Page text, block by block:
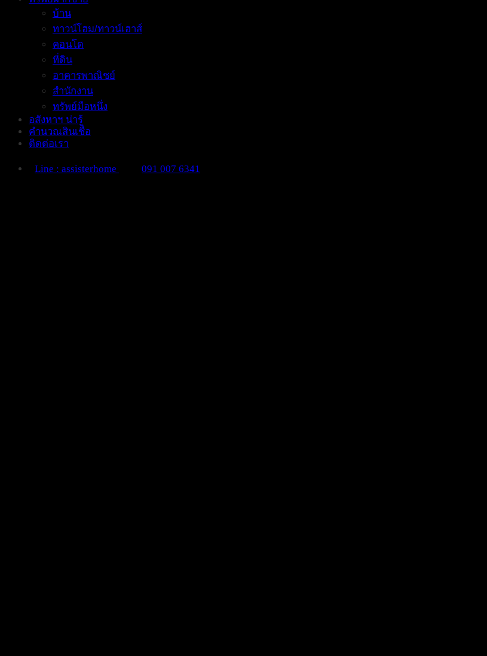
บ้าน
ทาวน์โฮม/ทาวน์เฮาส์
คอนโด
ที่ดิน
อาคารพาณิชย์
สำนักงาน
ทรัพย์มือหนึ่ง
อสังหาฯ น่ารู้
คำนวณสินเชื่อ
ติดต่อเรา
Line : assisterhome 091 007 6341